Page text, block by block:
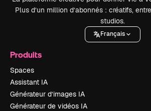
Plus d’un million d’abonnés : créatifs,
studios.
Français
Produits
Spaces
Assistant IA
Générateur d’images IA
Générateur de vidéos IA